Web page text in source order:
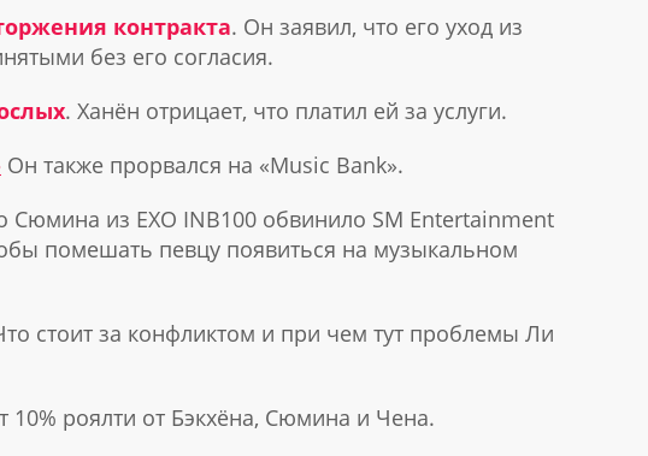
контракта. Он заявил, что его уход из
без его согласия.
. Ханён отрицает, что платил ей за услуги.
Он также прорвался на «Music Bank».
Сюмина из EXO INB100 обвинило SM Entertainment
помешать певцу появиться на музыкальном
стоит за конфликтом и при чем тут проблемы Ли
10% роялти от Бэкхёна, Сюмина и Чена.